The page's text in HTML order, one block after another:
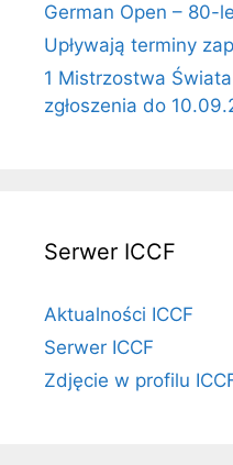
German Open – 80-
Upływają terminy
1 Mistrzostwa
zgłoszenia do
Serwer ICCF
Aktualności ICCF
Serwer ICCF
Zdjęcie w profilu